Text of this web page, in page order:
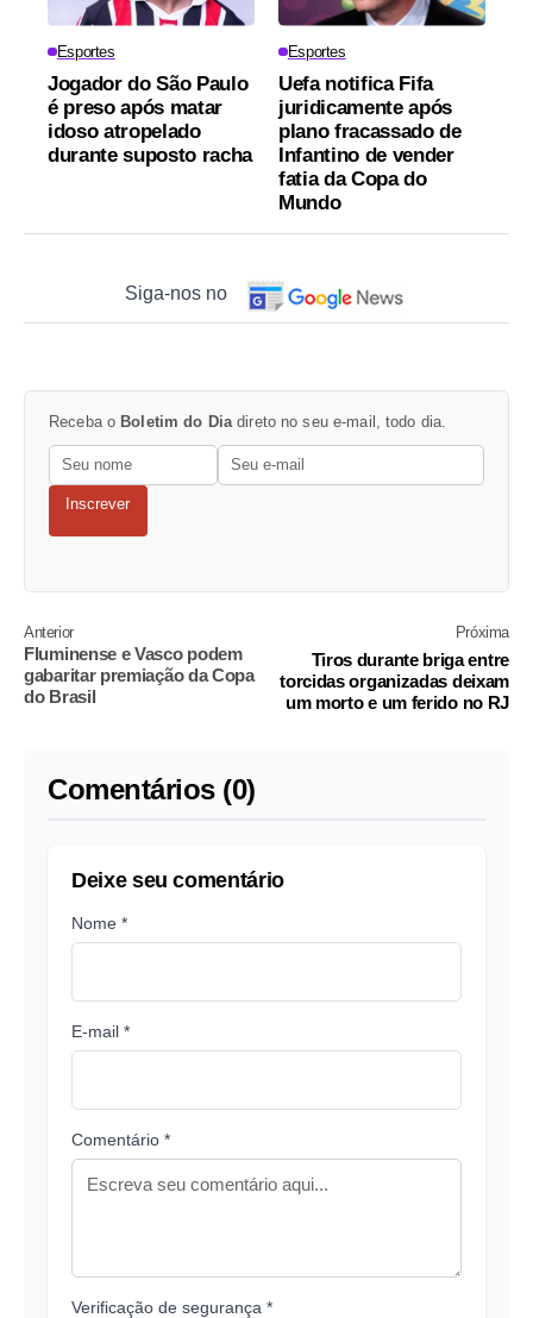
Esportes
Jogador do São Paulo
é preso após matar
idoso atropelado
durante suposto racha
Esportes
Uefa notifica Fifa
juridicamente após
plano fracassado de
Infantino de vender
fatia da Copa do
Mundo
Siga-nos no
Receba o Boletim do Diadireto no seu e-mail, todo dia.
Inscrever
Anterior
Fluminense e Vasco podem
gabaritar premiação da Copa
do Brasil
Próxima
Tiros durante briga entre
torcidas organizadas deixam
um morto e um ferido no RJ
Comentários (0)
Deixe seu comentário
Nome *
E-mail *
Comentário *
Verificação de segurança *